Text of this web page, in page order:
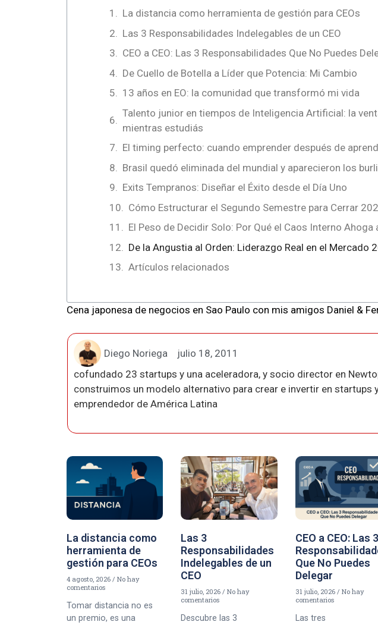
La distancia como herramienta de gestión para CEOs
Las 3 Responsabilidades Indelegables de un CEO
CEO a CEO: Las 3 Responsabilidades Que No Puedes
De Cuello de Botella a Líder que Potencia: Mi Cambio
13 años en EO: la comunidad que transformó mi vida
Talento junior en tiempos de Inteligencia Artificial: la
mientras estudiás
El timing perfecto: cuando emprender después de
Brasil quedó eliminada del mundial y aparecieron los
Exits Tempranos: Diseñar el Éxito desde el Día Uno
Cómo Estructurar el Segundo Semestre para Cerrar
El Peso de Decidir Solo: Por Qué el Caos Interno Ahoga
De la Angustia al Orden: Liderazgo Real en el Mercado
Artículos relacionados
Cena japonesa de negocios en Sao Paulo con mis amigos Daniel &
Diego Noriega
julio 18, 2011
cofundado 23 startups y una aceleradora, y socio director en
construimos un modelo alternativo para crear e invertir en
emprendedor de América Latina
La distancia como
herramienta de
gestión para CEOs
4 agosto, 2026
No hay
comentarios
Tomar distancia no es
un premio, es una
Las 3
Responsabilidades
Indelegables de un
CEO
31 julio, 2026 No hay
comentarios
Descubre las 3
CEO a CEO: Las 3
Que No Puedes
Delegar
31 julio, 2026
No hay
comentarios
Las tres